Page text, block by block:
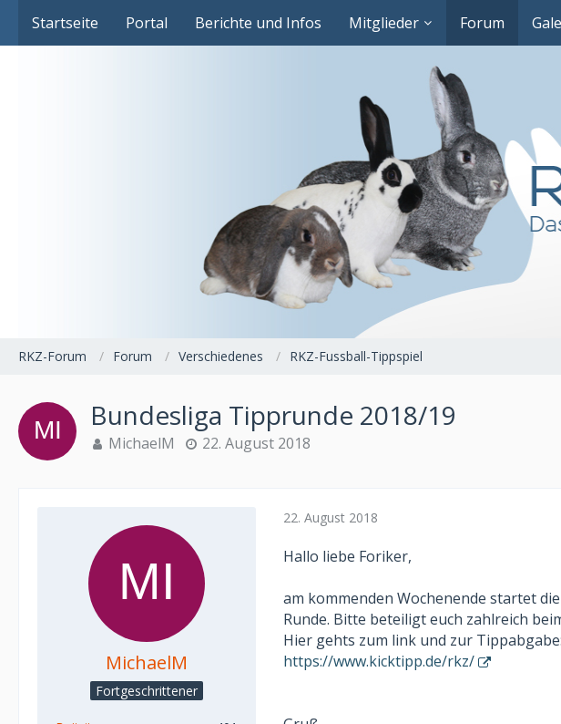
Startseite Portal Berichte und Infos Mitglieder Forum
RKZ-Forum Forum Verschiedenes RKZ-Fussball-Tippspiel
Bundesliga Tipprunde 2018/19
MichaelM 22. August 2018
MichaelM
Fortgeschrittener
22. August 2018
Hallo liebe Foriker,
am kommenden Wochenende startet
Runde. Bitte beteiligt euch zahlreich
Hier gehts zum link und zur Tippabgabe:
https://www.kicktipp.de/rkz/